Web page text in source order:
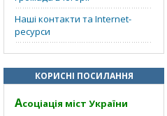
Наші контакти та Internet-
ресурси
КОРИСНІ ПОСИЛАННЯ
Асоціація міст України